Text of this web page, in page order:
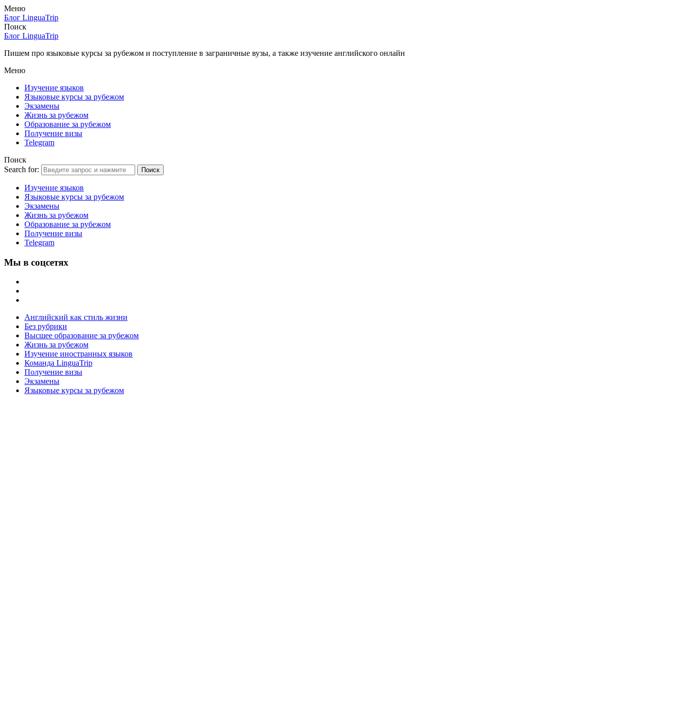
Меню
Блог LinguaTrip
Поиск
Блог LinguaTrip
Пишем про языковые курсы за рубежом и поступление в заграничные вузы, а также изучение английского онлайн
Меню
Изучение языков
Языковые курсы за рубежом
Экзамены
Жизнь за рубежом
Образование за рубежом
Получение визы
Telegram
Поиск
Search for:
Поиск
Изучение языков
Языковые курсы за рубежом
Экзамены
Жизнь за рубежом
Образование за рубежом
Получение визы
Telegram
Мы в соцсетях
Английский как стиль жизни
Без рубрики
Высшее образование за рубежом
Жизнь за рубежом
Изучение иностранных языков
Команда LinguaTrip
Получение визы
Экзамены
Языковые курсы за рубежом